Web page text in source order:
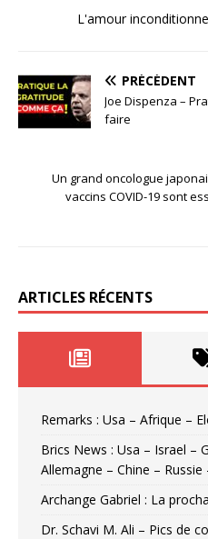
L'amour
PRÉCÉDENT
Joe Dispenza –
faire
Un grand oncologue
vaccins COVID-19 sont
ARTICLES RÉCENTS
Remarks : Usa – Afrique –
Brics News : Usa – Israel –
Allemagne – Chine – Russie
Archange Gabriel : La
Dr. Schavi M. Ali – Pics de